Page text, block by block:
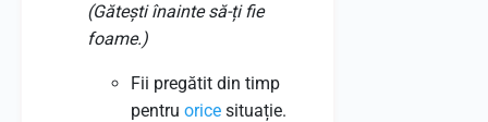
(Gătești înainte să-ți fie
foame.)
Fii pregătit din timp
pentru orice situație.